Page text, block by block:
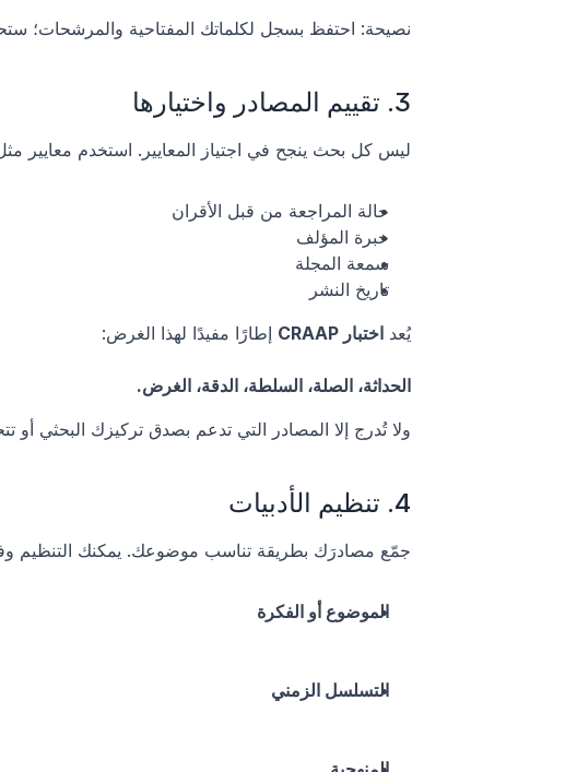
نصيحة: احتفظ بسجل لكلماتك المفتاحية والمرشحات؛
3. تقييم المصادر واختيارها
ليس كل بحث ينجح في اجتياز المعايير. استخدم معايير
حالة المراجعة من قبل الأقران
خبرة المؤلف
سمعة المجلة
تاريخ النشر
يُعد اختبار CRAAP إطارًا مفيدًا لهذا الغرض:
الحداثة، الصلة، السلطة، الدقة، الغرض.
ولا تُدرج إلا المصادر التي تدعم بصدق تركيزك البحثي أو
4. تنظيم الأدبيات
جمّع مصادرَك بطريقة تناسب موضوعك. يمكنك التنظيم
الموضوع أو الفكرة
التسلسل الزمني